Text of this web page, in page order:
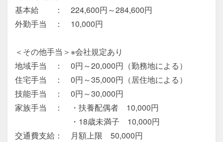
基本給　　：　224,600円～284,600円
外勤手当　：　10,000円
＜その他手当＞※会社規定あり
地域手当　：　0円～20,000円（勤務地による）
住宅手当　：　0円～35,000円（居住地による）
技能手当　：　0円～30,000円
家族手当　：　・扶養配偶者　10,000円
・18歳未満子　10,000円
交通費支給：　月額上限　50,000円